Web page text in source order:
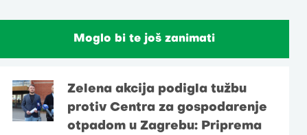
Moglo bi te još zanimati
Zelena akcija podigla tužbu
protiv Centra za gospodarenje
otpadom u Zagrebu: Priprema